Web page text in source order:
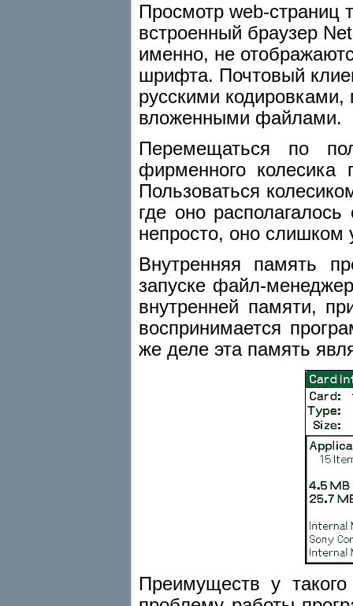
Просмотр web-страниц
встроенный браузер
именно, не
шрифта. Почтовый
русскими кодировками,
вложенными файлами.
Перемещаться по
фирменного колесика
Пользоваться
где оно
непросто, оно слишком
Внутренняя память
запуске файл-
внутренней памяти,
воспринимается
же деле эта память
Преимуществ у